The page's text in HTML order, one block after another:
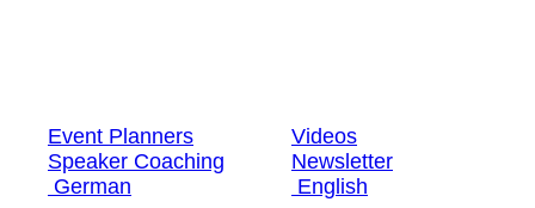
Event Planners
Videos
Speaker Coaching
Newsletter
German
English